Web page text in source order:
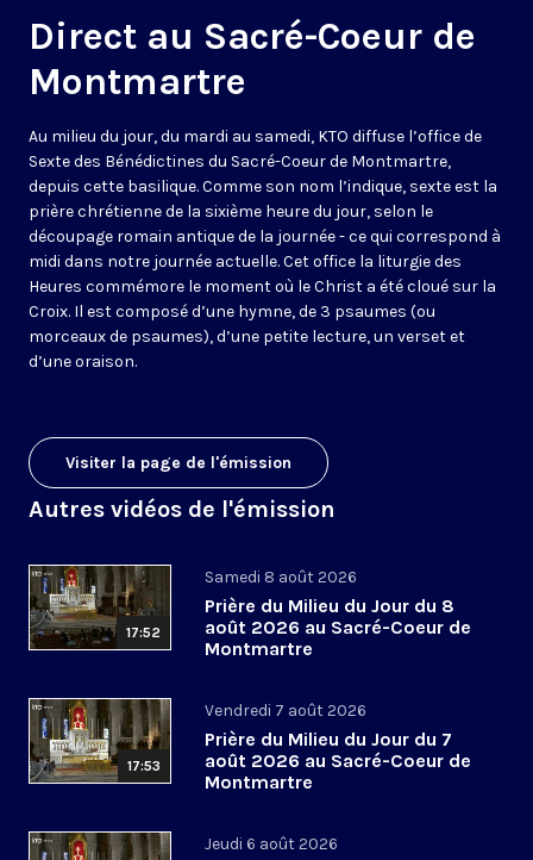
Direct au Sacré-Coeur de
Montmartre
Au milieu du jour, du mardi au samedi, KTO diffuse l’office de
Sexte des Bénédictines du Sacré-Coeur de Montmartre,
depuis cette basilique. Comme son nom l’indique, sexte est la
prière chrétienne de la sixième heure du jour, selon le
découpage romain antique de la journée - ce qui correspond à
midi dans notre journée actuelle. Cet office la liturgie des
Heures commémore le moment où le Christ a été cloué sur la
Croix. Il est composé d’une hymne, de 3 psaumes (ou
morceaux de psaumes), d’une petite lecture, un verset et
d’une oraison.
Visiter la page de l'émission
Autres vidéos de l'émission
17:52
Samedi 8 août 2026
Prière du Milieu du Jour du 8
août 2026 au Sacré-Coeur de
Montmartre
17:53
Vendredi 7 août 2026
Prière du Milieu du Jour du 7
août 2026 au Sacré-Coeur de
Montmartre
Jeudi 6 août 2026